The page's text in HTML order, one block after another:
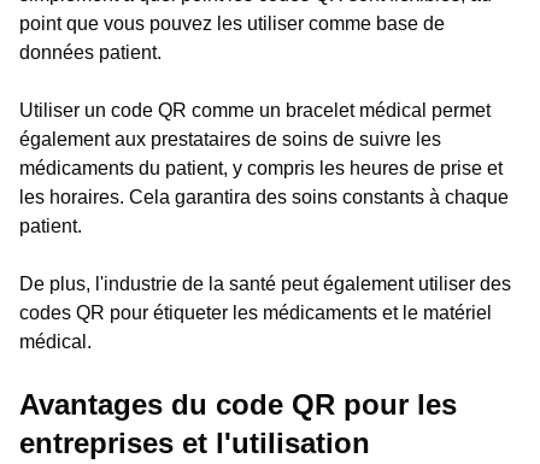
point que vous pouvez les utiliser comme base de
données patient.
Utiliser un code QR comme un bracelet médical permet
également aux prestataires de soins de suivre les
médicaments du patient, y compris les heures de prise et
les horaires. Cela garantira des soins constants à chaque
patient.
De plus, l'industrie de la santé peut également utiliser des
codes QR pour étiqueter les médicaments et le matériel
médical.
Avantages du code QR pour les
entreprises et l'utilisation